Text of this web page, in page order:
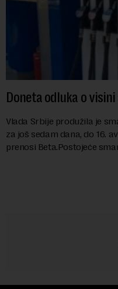
Doneta odluka o
Vlada Srbije produžila je
za još sedam dana, do 16.
prenosi Beta.Postojeće